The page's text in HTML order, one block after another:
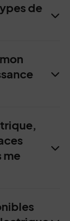
de
me